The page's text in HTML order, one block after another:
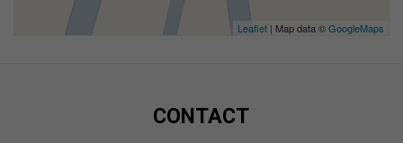
Leaflet | Map data ©GoogleMaps
CONTACT